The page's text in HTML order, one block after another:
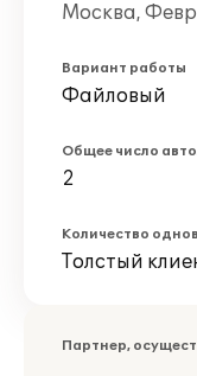
Москва,
Вариант работы
Файловый
Общее число
2
Количество
Толстый
Партнер,